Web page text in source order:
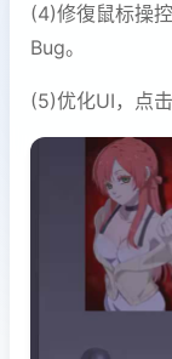
(4)修復鼠标操
Bug。
(5)优化UI，点